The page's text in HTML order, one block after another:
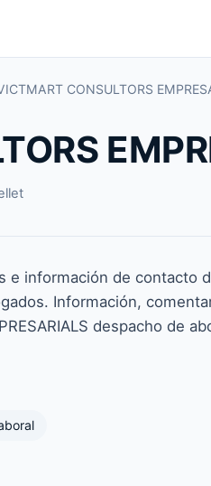
CONSULTORS
e información de contacto
Información,
despacho de